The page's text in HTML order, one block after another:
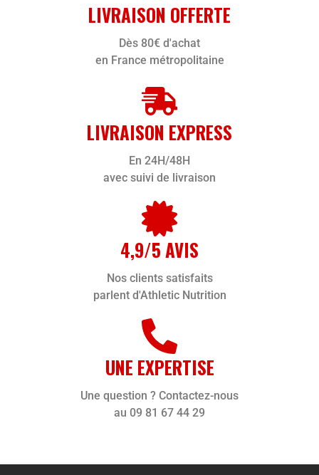
LIVRAISON OFFERTE
Dès 80€ d'achat
en France métropolitaine
LIVRAISON EXPRESS
En 24H/48H
avec suivi de livraison
4,9/5 AVIS
Nos clients satisfaits
parlent d'Athletic Nutrition
UNE EXPERTISE
Une question ? Contactez-nous
au 09 81 67 44 29